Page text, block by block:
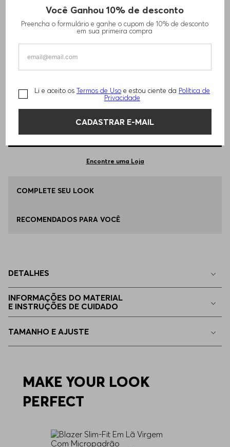
Você Ganhou 10% de desconto
Preencha o formulário e ganhe o cupom de 10% de desconto
em sua primeira compra
Li e aceito os Termos de Uso e estou ciente da Política de
Privacidade
CADASTRAR E-MAIL
CALÇA SOCIAL DE LÃ VIRGEM COM
TEXTURA MICROPADRÃO
TAMANHO - Informações do Tamanho
Qual o seu Tamanho? Tabela de Tamanhos
44
46
52 Indisponível
54 Indisponível
56
60
ADICIONAR AO CARRINHO
Encontre uma Loja
COMPLETE SEU LOOK
RECOMENDADOS PARA VOCÊ
DETALHES
INFORMAÇÕES DO MATERIAL
E INSTRUÇÕES DE CUIDADO
TAMANHO E AJUSTE
MAKE YOUR LOOK
PERFECT